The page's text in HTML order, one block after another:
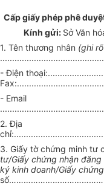
Cấp giấy phép phê
Kính gửi: Sở Văn
1. Tên thương nhân (ghi
- Điện
- Email
2. Địa
3. Giấy tờ chứng minh tư
tư/Giấy chứng nhận
ký kinh doanh/Giấy